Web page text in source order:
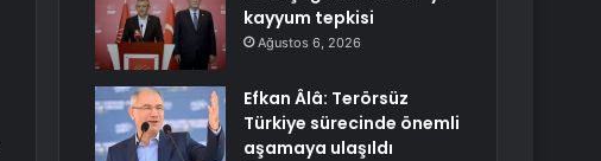
kayyum tepkisi
Ağustos 6, 2026
Efkan Âlâ: Terörsüz
Türkiye sürecinde önemli
aşamaya ulaşıldı